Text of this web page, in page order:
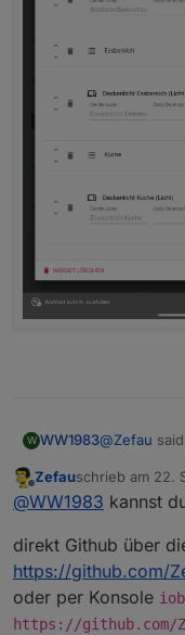
W WW1983@Zefau
@
Auch
Icons
Klar :)
Offline
Zefauschrieb am 22.
zuletzt editiert
@WW1983 kannst
direkt Github über
https://github.com/
oder per Konsole
https://